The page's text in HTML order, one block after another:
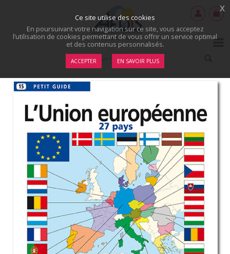
Ce site utilise des cookies
En poursuivant votre navigation sur ce site, vous acceptez
l’utilisation de cookies permettant de vous offrir un service optimal
et des contenus personnalisés.
ACCEPTER EN SAVOIR PLUS
x